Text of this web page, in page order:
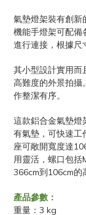
氣墊燈架裝有創新
機能手燈架可配備
進行連接，根據尺
其小型設計實用而
高難度的外景拍攝
作整潔有序。
這款鋁合金氣墊燈
有氣墊，可快速工
座可敞開寬度達
用靈活，螺口包括
366cm到 106cm的
產品參數：
重量： 3 kg